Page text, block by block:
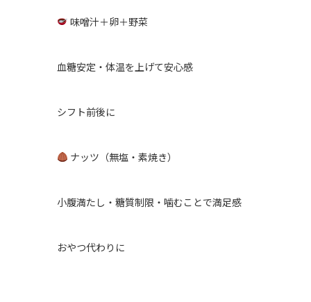
味噌汁＋卵＋野菜
血糖安定・体温を上げて安心感
シフト前後に
ナッツ（無塩・素焼き）
小腹満たし・糖質制限・噛むことで満足感
おやつ代わりに